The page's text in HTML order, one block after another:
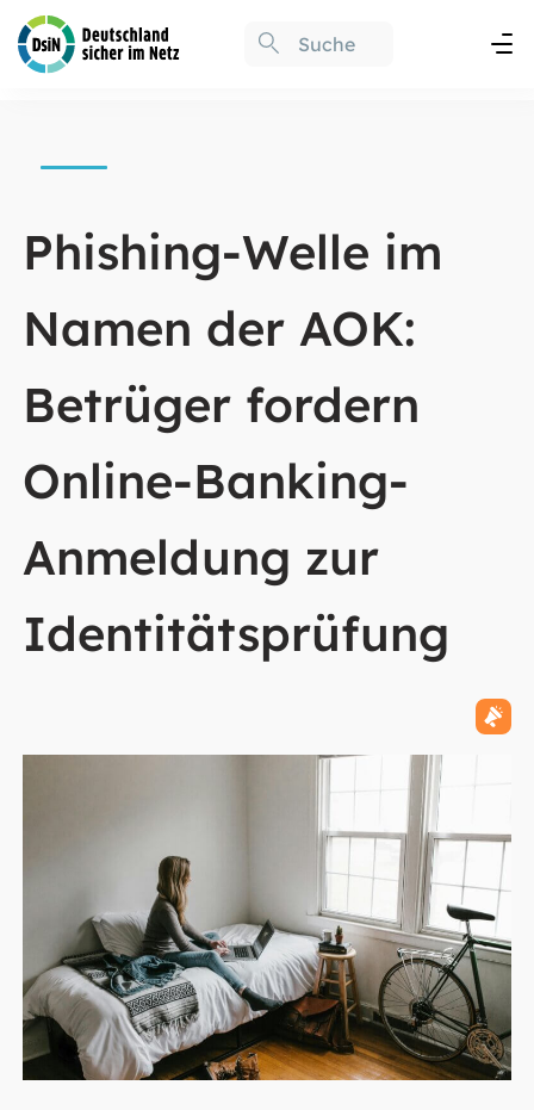
Phishing-Welle im
Namen der AOK:
Betrüger fordern
Online-Banking-
Anmeldung zur
Identitätsprüfung